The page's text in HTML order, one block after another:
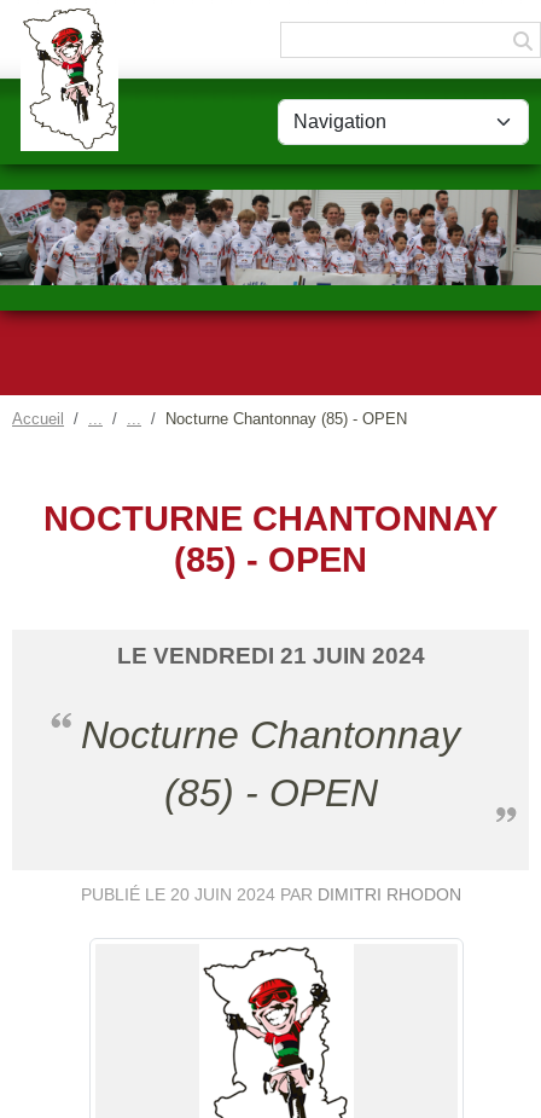
Accueil Nocturne Chantonnay (85) - OPEN
NOCTURNE CHANTONNAY
(85) - OPEN
LE VENDREDI 21 JUIN 2024
Nocturne Chantonnay
(85) - OPEN
PUBLIÉ LE 20 JUIN 2024PAR DIMITRI RHODON
Panneau de gestion des cookies